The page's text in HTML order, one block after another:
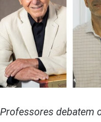
Professores debatem